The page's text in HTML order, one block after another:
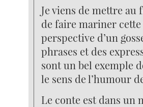
Je viens de mettre au
de faire mariner
perspective d’un
phrases et des
sont un bel exemple
le sens de l’humour
Le conte est dans un